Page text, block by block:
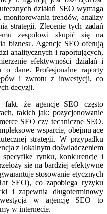
działań SEO wymaga
monitorowania trendów, analizy
strategii. Zlecenie tych zadań
zespołowi skupić się na
biznesu. Agencje SEO oferują
analitycznych i raportujących,
efektywności działań i
o dane. Profesjonalne raporty
i zwrotu z inwestycji, co
decyzji.
fakt, że agencje SEO często
takich jak: pozycjonowanie
SEO czy techniczne SEO.
wsparcie, obejmujące
strategii. W przypadku
z lokalnym doświadczeniem
rynku, konkurencję i
się na bardziej efektywne
stosowanie etycznych
SEO), co zapobiega ryzyku
i zapewnia długoterminowy
w agencję SEO to
w internecie.